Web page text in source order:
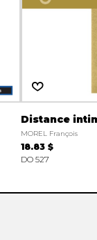
Distance
MOREL François
18.83 $
DO 527